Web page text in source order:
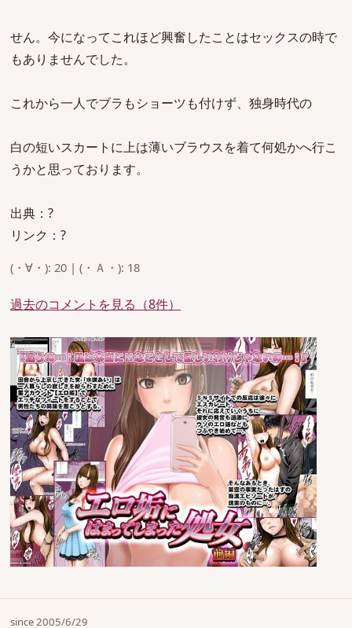
せん。今になってこれほど興奮したことはセックスの時で
もありませんでした。
これから一人でブラもショーツも付けず、独身時代の
白の短いスカートに上は薄いブラウスを着て何処かへ行こ
うかと思っております。
出典：?
リンク：?
(・∀・): 20 | (・Ａ・): 18
過去のコメントを見る（8件）
since 2005/6/29